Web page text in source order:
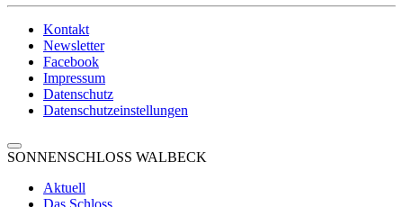
Kontakt
Newsletter
Facebook
Impressum
Datenschutz
Datenschutzeinstellungen
SONNENSCHLOSS WALBECK
Aktuell
Das Schloss